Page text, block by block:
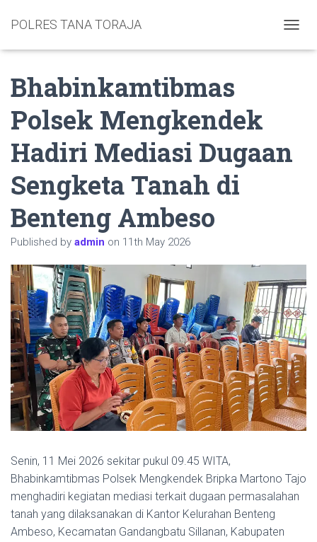
POLRES TANA TORAJA
Bhabinkamtibmas
Polsek Mengkendek
Hadiri Mediasi Dugaan
Sengketa Tanah di
Benteng Ambeso
Published by admin on 11th May 2026
Senin, 11 Mei 2026 sekitar pukul 09.45 WITA,
Bhabinkamtibmas Polsek Mengkendek Bripka Martono Tajo
menghadiri kegiatan mediasi terkait dugaan permasalahan
tanah yang dilaksanakan di Kantor Kelurahan Benteng
Ambeso, Kecamatan Gandangbatu Sillanan, Kabupaten